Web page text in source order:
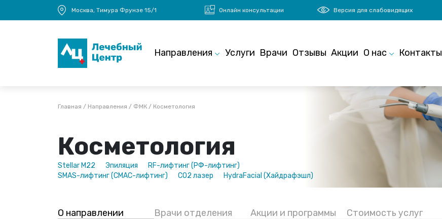
Перейти к основному содержанию
Москва, Тимура Фрунзе 15/1 Онлайн консультации Версия для слабовидящих
Направления Услуги Врачи Отзывы Акции О нас Контакты
Строка навигации
Главная Направления ФМК Косметология
Косметология
Stellar M22 Эпиляция
RF-лифтинг (РФ-лифтинг)
SMAS-лифтинг (СМАС-лифтинг)
CO2 лазер HydraFacial (Хайдрафэшл)
О направлении Врачи отделения Акции и программы Стоимость услуг